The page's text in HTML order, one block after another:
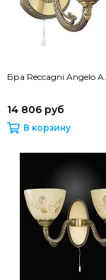
Бра Reccagni Angelo
14 806 руб
В корзину